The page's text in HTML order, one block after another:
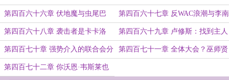
存在
第四百六十六章 伏地魔与虫尾巴 第四百六十七章 反WAC浪潮与李南
玉的礼物
第四百六十八章 袭击者是卡卡洛
夫？
第四百六十九章 卢修斯：找到主人
了！
第四百七十章 强势介入的联合会分
会
第四百七十一章 全体大会？巫师贤
第四百七十二章 你沃恩·韦斯莱也